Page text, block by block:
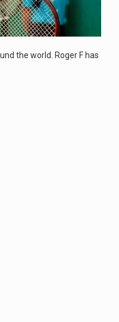
Estetyka i styl: Elegancja vs Minimalizm Główną różnicą, którą widać na pierwszy rzut oka, jest sposób pracy materiału. Rolety rzymskie to produkt typu "2 w 1"…
the world. Roger F has